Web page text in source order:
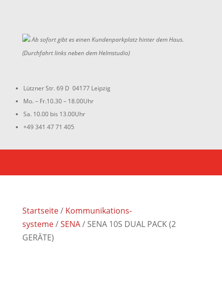
Ab sofort gibt es einen Kundenparkplatz hinter dem Haus.
(Durchfahrt links neben dem Helmstudio)
Lützner Str. 69 D 04177 Leipzig
Mo. – Fr.10.30 – 18.00Uhr
Sa. 10.00 bis 13.00Uhr
+49 341 47 71 405
Startseite/ Kommunikations-
systeme/SENA/ SENA 10S DUAL PACK (2
GERÄTE)